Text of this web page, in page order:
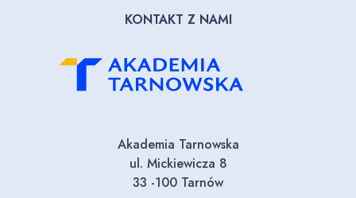
KONTAKT Z NAMI
Akademia Tarnowska
ul. Mickiewicza 8
33 -100 Tarnów